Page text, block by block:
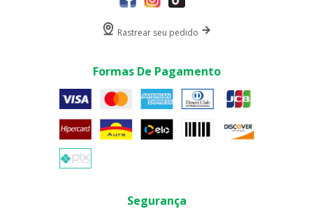
Rastrear seu pedido
Formas De Pagamento
Segurança